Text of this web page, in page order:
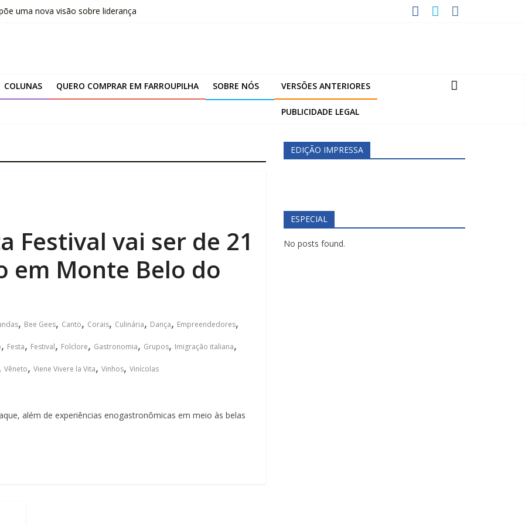
uma nova visão sobre liderança
da unidade de Farroupilha
COLUNAS QUERO COMPRAR EM FARROUPILHA SOBRE NÓS VERSÕES ANTERIORES
PUBLICIDADE LEGAL
Festival vai ser de 21
em Monte Belo do
, Bee Gees, Canto, Corais, Culinária, Dança, Empreendedores,
, Festa, Festival, Folclore, Gastronomia, Grupos, Imigração italiana,
Vêneto, Viene Vivere la Vita, Vinhos, Vinícolas
além de experiências enogastronômicas em meio às belas
EDIÇÃO IMPRESSA
ESPECIAL
No posts found.